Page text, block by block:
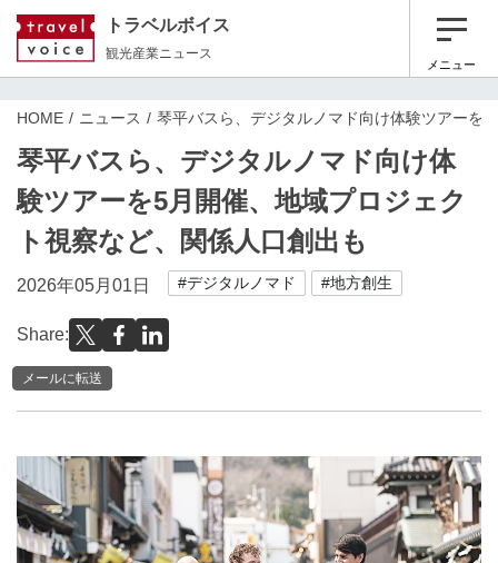
トラベルボイス
観光産業ニュース
メニュー
HOME ニュース 琴平バスら、デジタルノマド向け体験ツアーを
琴平バスら、デジタルノマド向け体
験ツアーを5月開催、地域プロジェク
ト視察など、関係人口創出も
2026年05月01日 #デジタルノマド #地方創生
Share:
メールに転送